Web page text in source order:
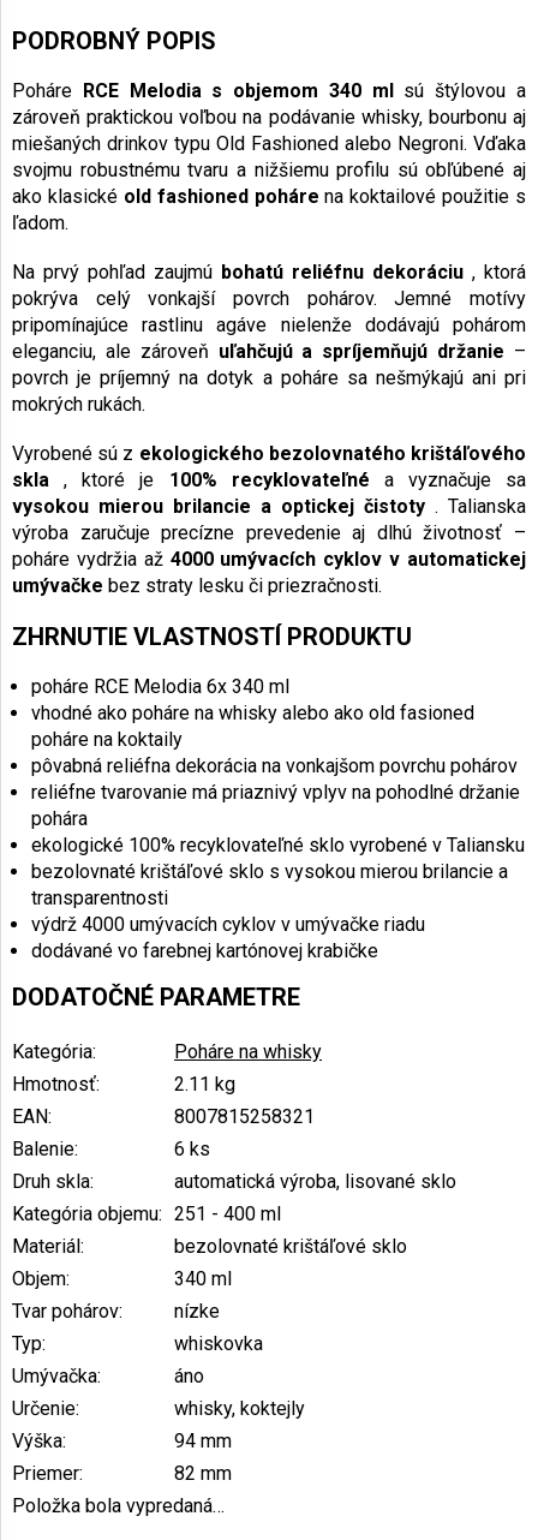
PODROBNÝ POPIS
Poháre RCE Melodia s objemom 340 mlsú štýlovou a
zároveň praktickou voľbou na podávanie whisky, bourbonu aj
miešaných drinkov typu Old Fashioned alebo Negroni. Vďaka
svojmu robustnému tvaru a nižšiemu profilu sú obľúbené aj
ako klasické old fashioned poháre na koktailové použitie s
ľadom.
Na prvý pohľad zaujmú bohatú reliéfnu dekoráciu , ktorá
pokrýva celý vonkajší povrch pohárov. Jemné motívy
pripomínajúce rastlinu agáve nielenže dodávajú pohárom
eleganciu, ale zároveň uľahčujú a spríjemňujú držanie –
povrch je príjemný na dotyk a poháre sa nešmýkajú ani pri
mokrých rukách.
Vyrobené sú z ekologického bezolovnatého krištáľového
skla , ktoré je 100% recyklovateľné a vyznačuje sa
vysokou mierou brilancie a optickej čistoty . Talianska
výroba zaručuje precízne prevedenie aj dlhú životnosť –
poháre vydržia až 4000 umývacích cyklov v automatickej
umývačke bez straty lesku či priezračnosti.
ZHRNUTIE VLASTNOSTÍ PRODUKTU
poháre RCE Melodia 6x 340 ml
vhodné ako poháre na whisky alebo ako old fasioned
poháre na koktaily
pôvabná reliéfna dekorácia na vonkajšom povrchu pohárov
reliéfne tvarovanie má priaznivý vplyv na pohodlné držanie
pohára
ekologické 100% recyklovateľné sklo vyrobené v Taliansku
bezolovnaté krištáľové sklo s vysokou mierou brilancie a
transparentnosti
výdrž 4000 umývacích cyklov v umývačke riadu
dodávané vo farebnej kartónovej krabičke
DODATOČNÉ PARAMETRE
Kategória:
Poháre na whisky
Hmotnosť:
2.11 kg
EAN:
8007815258321
Balenie:
6 ks
Druh skla:
automatická výroba, lisované sklo
Kategória objemu: 251 - 400 ml
Materiál:
bezolovnaté krištáľové sklo
Objem:
340 ml
Tvar pohárov:
nízke
Typ:
whiskovka
Umývačka:
áno
Určenie:
whisky, koktejly
Výška:
94 mm
Priemer:
82 mm
Položka bola vypredaná…